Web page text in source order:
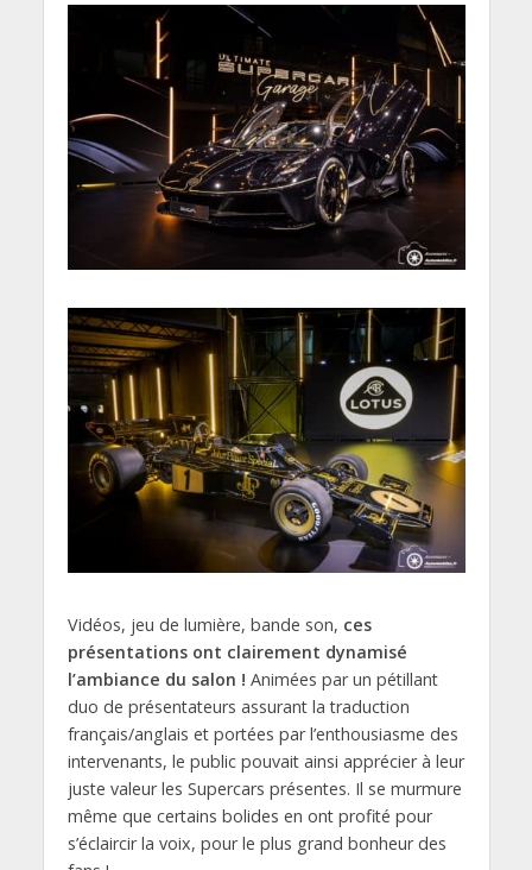
Vidéos, jeu de lumière, bande son, ces
présentations ont clairement dynamisé
l’ambiance du salon ! Animées par un pétillant
duo de présentateurs assurant la traduction
français/anglais et portées par l’enthousiasme des
intervenants, le public pouvait ainsi apprécier à leur
juste valeur les Supercars présentes. Il se murmure
même que certains bolides en ont profité pour
s’éclaircir la voix, pour le plus grand bonheur des